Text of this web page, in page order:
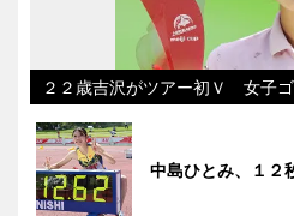
２２歳吉沢がツアー初Ｖ 女子
中島ひとみ、１２